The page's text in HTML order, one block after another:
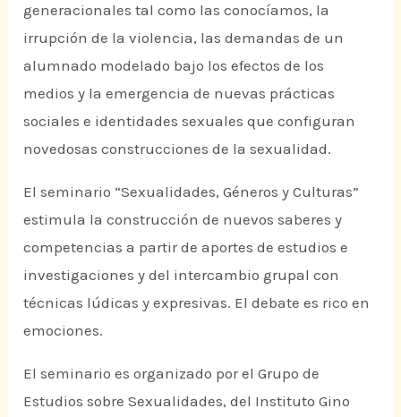
generacionales tal como las conocíamos, la
irrupción de la violencia, las demandas de un
alumnado modelado bajo los efectos de los
medios y la emergencia de nuevas prácticas
sociales e identidades sexuales que configuran
novedosas construcciones de la sexualidad.
El seminario “Sexualidades, Géneros y Culturas”
estimula la construcción de nuevos saberes y
competencias a partir de aportes de estudios e
investigaciones y del intercambio grupal con
técnicas lúdicas y expresivas. El debate es rico en
emociones.
El seminario es organizado por el Grupo de
Estudios sobre Sexualidades, del Instituto Gino